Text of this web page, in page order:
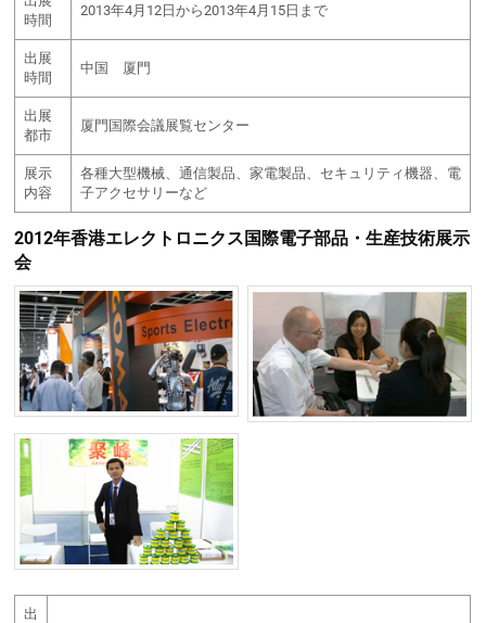
時間
2013年4月12日から2013年4月15日まで
出展
時間
中国 厦門
出展
都市
厦門国際会議展覧センター
展示
内容
各種大型機械、通信製品、家電製品、セキュリティ機器、電
子アクセサリーなど
2012年香港エレクトロニクス国際電子部品・生産技術展示
会
出